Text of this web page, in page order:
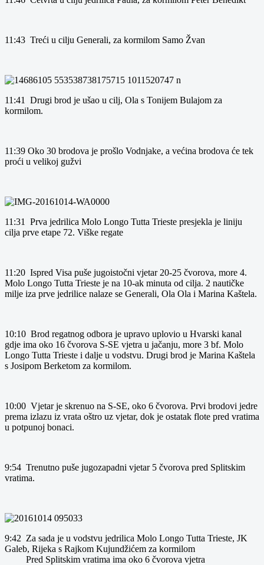
11:43 Treći u cilju Generali, za kormilom Samo Žvan
11:41 Drugi brod je ušao u cilj, Ola s Tonijem Bulajom za
kormilom.
11:39 Oko 30 brodova je prošlo Vodnjake, a većina brodova će tek
proći u velikoj gužvi
11:31 Prva jedrilica Molo Longo Tutta Trieste presjekla je liniju
cilja prve etape 72. Viške regate
11:20 Ispred Visa puše jugoistočni vjetar 20-25 čvorova, more 4.
Molo Longo Tutta Trieste je na 10-ak minuta od cilja. 2 nautičke
milje iza prve jedrilice nalaze se Generali, Ola Ola i Marina Kaštela.
10:10 Brod regatnog odbora je upravo uplovio u Hvarski kanal
gdje ima oko 16 čvorova S-SE vjetra u jačanju, more 3 bf. Molo
Longo Tutta Trieste i dalje u vodstvu. Drugi brod je Marina Kaštela
s Josipom Berketom za kormilom.
10:00 Vjetar je skrenuo na S-SE, oko 6 čvorova. Prvi brodovi jedre
prema izlazu iz vrata oštro uz vjetar, dok je ostatak flote pred vratima
u potpunoj bonaci.
9:54 Trenutno puše jugozapadni vjetar 5 čvorova pred Splitskim
vratima.
9:42 Za sada je u vodstvu jedrilica Molo Longo Tutta Trieste, JK
Galeb, Rijeka s Rajkom Kujundžićem za kormilom
Pred Splitskim vratima ima oko 6 čvorova vjetra